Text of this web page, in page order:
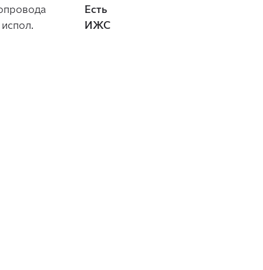
Есть
ИЖС